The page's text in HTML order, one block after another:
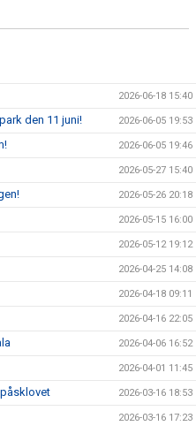
2026-06-18 15:40
den 11 juni! 2026-06-05 19:53
2026-06-05 19:46
2026-05-27 15:40
2026-05-26 20:18
2026-05-15 16:00
2026-05-12 19:12
2026-04-25 14:08
2026-04-18 09:11
2026-04-16 22:05
2026-04-06 16:52
2026-04-01 11:45
2026-03-16 18:53
2026-03-16 17:23